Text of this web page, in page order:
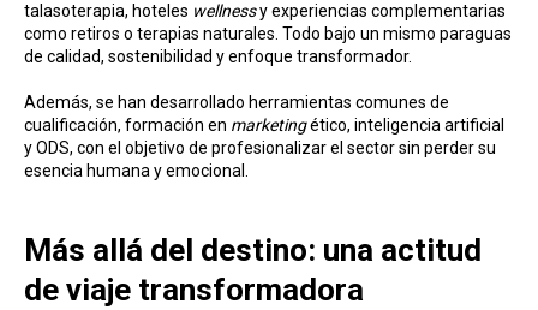
talasoterapia, hoteles wellnessy experiencias complementarias
como retiros o terapias naturales. Todo bajo un mismo paraguas
de calidad, sostenibilidad y enfoque transformador.
Además, se han desarrollado herramientas comunes de
cualificación, formación en marketingético, inteligencia artificial
y ODS, con el objetivo de profesionalizar el sector sin perder su
esencia humana y emocional.
Más allá del destino: una actitud
de viaje transformadora